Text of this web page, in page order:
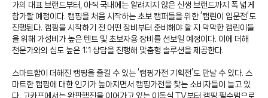
가의 대표 브랜드부터, 아직 국내에는 알려지지 않은 신생 브랜드까지 폭 넓게
참가할 예정이다. 캠핑을 처음 시작하는 초보 캠퍼들을 위한 ‘캠린이 입문전’도
진행된다. 캠핑을 시작하기 전 어떤 장비부터 준비해야 할 지 막막한 캠린이들
을 위해 가성비가 높은 텐트 및 초보자용 장비를 선보일 예정이다. 이에 더해
전문가와의 심도 높은 1:1 상담을 진행해 맞춤형 솔루션을 제공한다.
스마트함이 더해진 캠핑을 즐길 수 있는 ‘캠핑가전 기획전’도 만날 수 있다. 스
마트한 캠핑에 대한 인기가 높아지면서 캠핑가전을 찾는 소비자들이 늘고 있
다. 고카프에서는 완판행진을 이어가고 있는 이동식 TV부터 캠핑 필수템으로